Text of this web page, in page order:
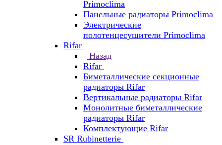
Primoclima
Панельные радиаторы Primoclima
Электрические
полотенцесушители Primoclima
Rifar
Назад
Rifar
Биметаллические секционные
радиаторы Rifar
Вертикальные радиаторы Rifar
Монолитные биметаллические
радиаторы Rifar
Комплектующие Rifar
SR Rubinetterie